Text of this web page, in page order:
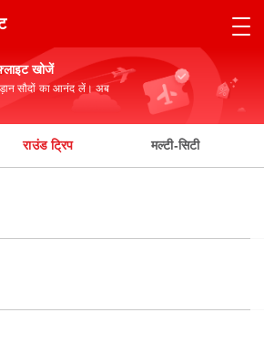
खोजें
सौदों का आनंद लें। अब
राउंड ट्रिप मल्टी-सिटी